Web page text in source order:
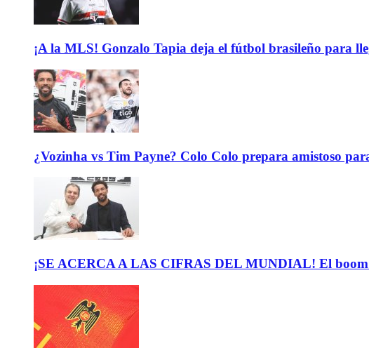
¡A la MLS! Gonzalo Tapia deja el fútbol brasileño para
¿Vozinha vs Tim Payne? Colo Colo prepara amistoso
¡SE ACERCA A LAS CIFRAS DEL MUNDIAL! El